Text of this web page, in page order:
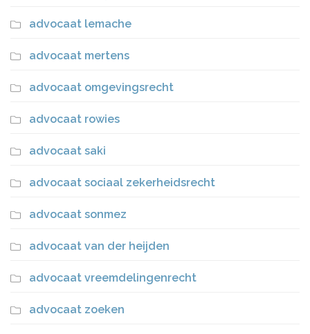
advocaat lemache
advocaat mertens
advocaat omgevingsrecht
advocaat rowies
advocaat saki
advocaat sociaal zekerheidsrecht
advocaat sonmez
advocaat van der heijden
advocaat vreemdelingenrecht
advocaat zoeken